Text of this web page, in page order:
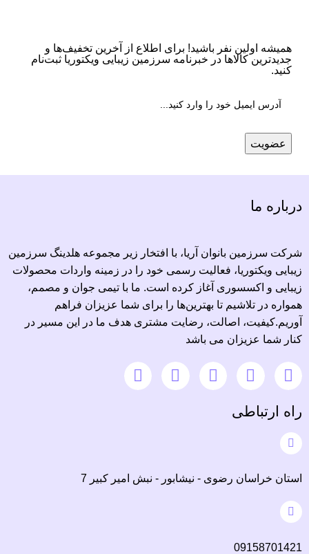
همیشه اولین نفر باشید! برای اطلاع از آخرین تخفیف‌ها و
جدیدترین کالاها در خبرنامه سرزمین زیبایی ویکتوریا ثبت‌نام
کنید.
درباره ما
شرکت سرزمین بانوان آریا، با افتخار زیر مجموعه هلدینگ سرزمین
زیبایی ویکتوریا، فعالیت رسمی خود را در زمینه واردات محصولات
زیبایی و اکسسوری آغاز کرده است. ما با تیمی جوان و مصمم،
همواره در تلاشیم تا بهترین‌ها را برای شما عزیزان فراهم
آوریم.کیفیت، اصالت، رضایت مشتری هدف ما در این مسیر در
کنار شما عزیزان می باشد
راه ارتباطی
استان خراسان رضوی - نیشابور - نبش امیر کبیر 7
09158701421